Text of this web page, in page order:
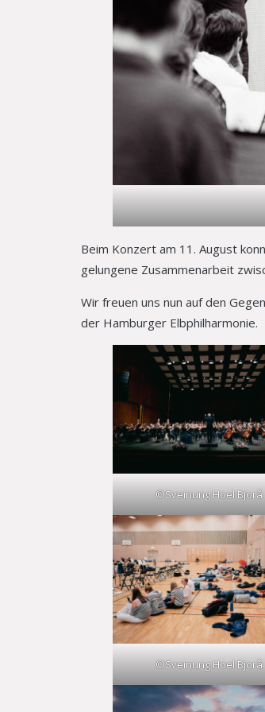
Beim Konzert am 11. August
gelungene Zusammenarbeit
Wir freuen uns nun auf den
der Hamburger Elbphilharmonie.
©Sveinung Hoel Bjorå
©Sveinung Hoel Bjorå